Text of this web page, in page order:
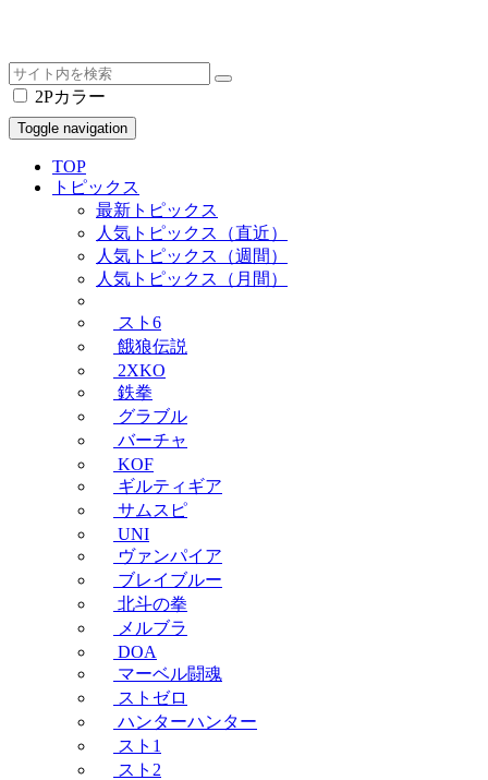
2Pカラー
Toggle navigation
TOP
トピックス
最新トピックス
人気トピックス（直近）
人気トピックス（週間）
人気トピックス（月間）
スト6
餓狼伝説
2XKO
鉄拳
グラブル
バーチャ
KOF
ギルティギア
サムスピ
UNI
ヴァンパイア
ブレイブルー
北斗の拳
メルブラ
DOA
マーベル闘魂
ストゼロ
ハンターハンター
スト1
スト2